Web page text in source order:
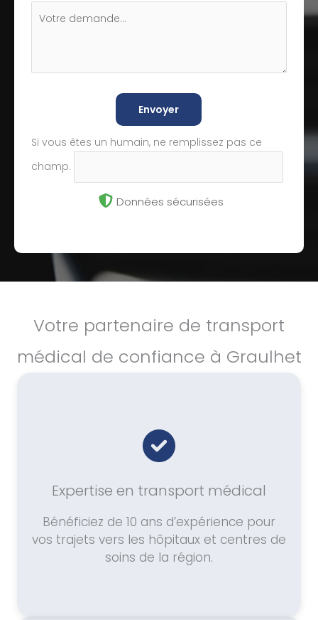
Envoyer
Si vous êtes un humain, ne remplissez pas ce
champ.
Données sécurisées
Votre partenaire de transport
médical de confiance à Graulhet
Expertise en transport médical
Bénéficiez de 10 ans d’expérience pour
vos trajets vers les hôpitaux et centres de
soins de la région.